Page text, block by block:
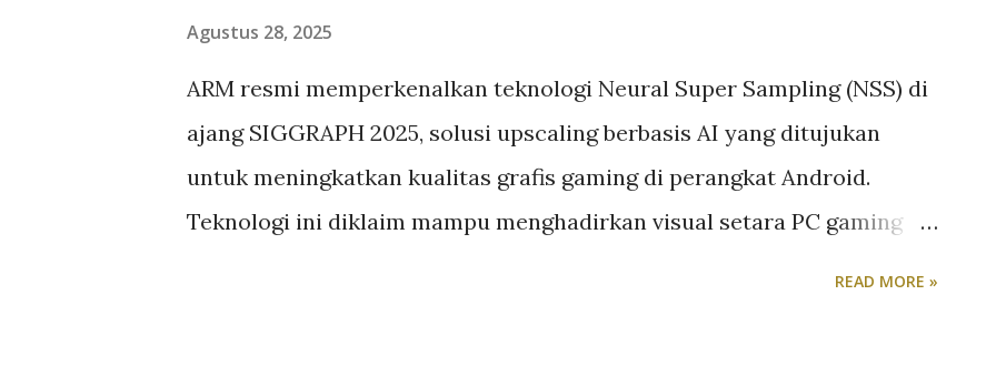
Agustus 28, 2025
ARM resmi memperkenalkan teknologi Neural Super Sampling (NSS) di
ajang SIGGRAPH 2025, solusi upscaling berbasis AI yang ditujukan
untuk meningkatkan kualitas grafis gaming di perangkat Android.
Teknologi ini diklaim mampu menghadirkan visual setara PC gaming
READ MORE »